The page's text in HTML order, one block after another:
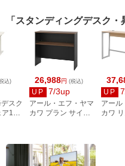
「スタンディングデスク
26,988円 (税込)
UP 7/3up
アール・エフ・ヤマ
カワ プラン サイド
RFPSH-1240DM-
BL
UP
アール
カワ
込)
スク
1脚